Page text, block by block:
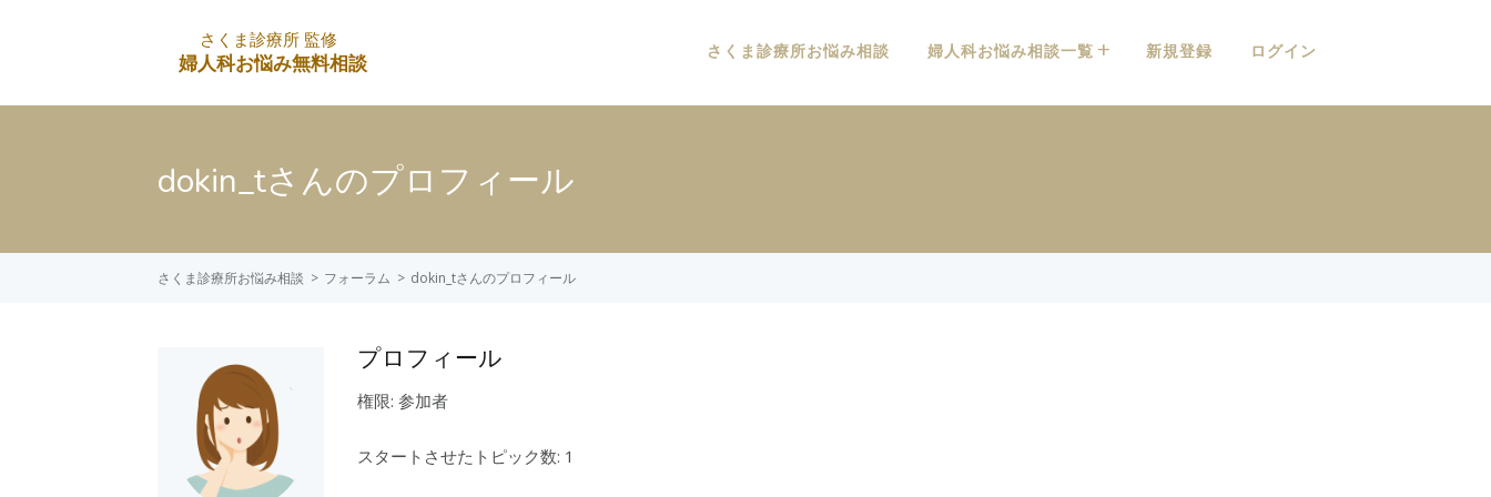
さくま診療所お悩み相談 婦人科お悩み相談一覧 新規登録 ログイン
dokin_tさんのプロフィール
さくま診療所お悩み相談 フォーラム dokin_tさんのプロフィール
プロフィール
権限: 参加者
スタートさせたトピック数: 1